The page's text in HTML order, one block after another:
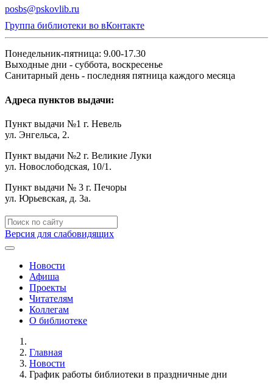
posbs@pskovlib.ru
Группа библиотеки во вКонтакте
Понедельник-пятница: 9.00-17.30
Выходные дни - суббота, воскресенье
Санитарный день - последняя пятница каждого месяца
Адреса пунктов выдачи:
Пункт выдачи №1 г. Невель
ул. Энгельса, 2.
Пункт выдачи №2 г. Великие Луки
ул. Новослободская, 10/1.
Пункт выдачи № 3 г. Печоры
ул. Юрьевская, д. 3а.
Версия для слабовидящих
Новости
Афиша
Проекты
Читателям
Коллегам
О библиотеке
Главная
Новости
График работы библиотеки в праздничные дни